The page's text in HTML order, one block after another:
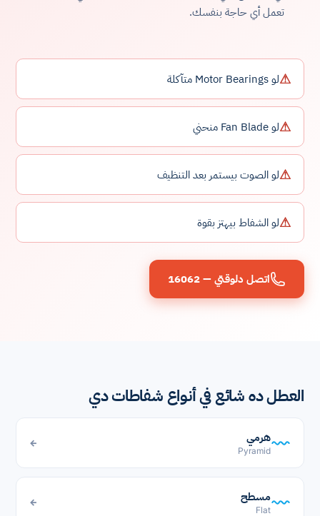
تعمل أي حاجة بنفسك.
⚠لو Motor Bearings متآكلة
⚠لو Fan Blade منحني
⚠لو الصوت بيستمر بعد التنظيف
⚠لو الشفاط بيهتز بقوة
اتصل دلوقتي — 16062
العطل ده شائع في أنواع شفاطات دي
هرمي
Pyramid
←
مسطح
Flat
←